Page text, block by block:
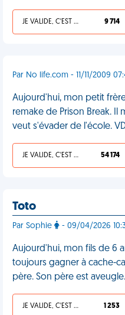
JE VALIDE, C'EST UNE VDM 9 714
Par No life.com - 11/11/2009
Aujourd'hui, mon petit
remake de Prison Break. Il
veut s'évader de l'école.
JE VALIDE, C'EST UNE VDM 54 174
Toto
Par Sophie - 09/04/2026
Aujourd'hui, mon fils de 6
toujours gagner à cache-
père. Son père est
JE VALIDE, C'EST UNE VDM 1 253